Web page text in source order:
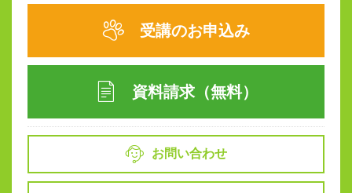
受講のお申込み
資料請求（無料）
お問い合わせ